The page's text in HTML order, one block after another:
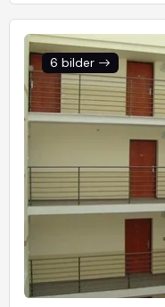
6 bilder